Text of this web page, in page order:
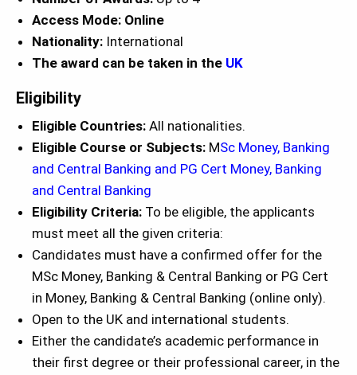
Access Mode: Online
Nationality: International
The award can be taken in the UK
Eligibility
Eligible Countries: All nationalities.
Eligible Course or Subjects: MSc Money, Banking
and Central Banking and PG Cert Money, Banking
and Central Banking
Eligibility Criteria: To be eligible, the applicants
must meet all the given criteria:
Candidates must have a confirmed offer for the
MSc Money, Banking & Central Banking or PG Cert
in Money, Banking & Central Banking (online only).
Open to the UK and international students.
Either the candidate’s academic performance in
their first degree or their professional career, in the